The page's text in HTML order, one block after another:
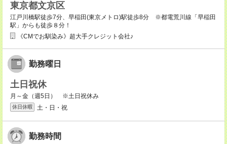
東京都文京区
江戸川橋駅徒歩7分、早稲田(東京メトロ)駅徒歩8分 ※都電荒川線「早稲田
駅」からも徒歩８分！
《CMでお馴染み》超大手クレジット会社♪
勤務曜日
土日祝休
月～金（週5日） ※土日祝休み
休日休暇 土・日・祝
勤務時間